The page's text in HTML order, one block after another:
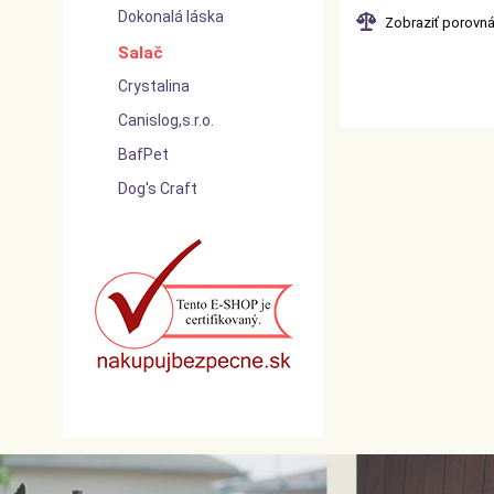
Dokonalá láska
Salač
Crystalina
Canislog,s.r.o.
BafPet
Dog's Craft
Zobraziť